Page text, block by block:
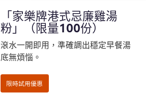
「家樂牌港式忌廉雞湯
粉」（限量100份）
滾水一開即用，準確調出穩定早餐湯
底無煩惱。